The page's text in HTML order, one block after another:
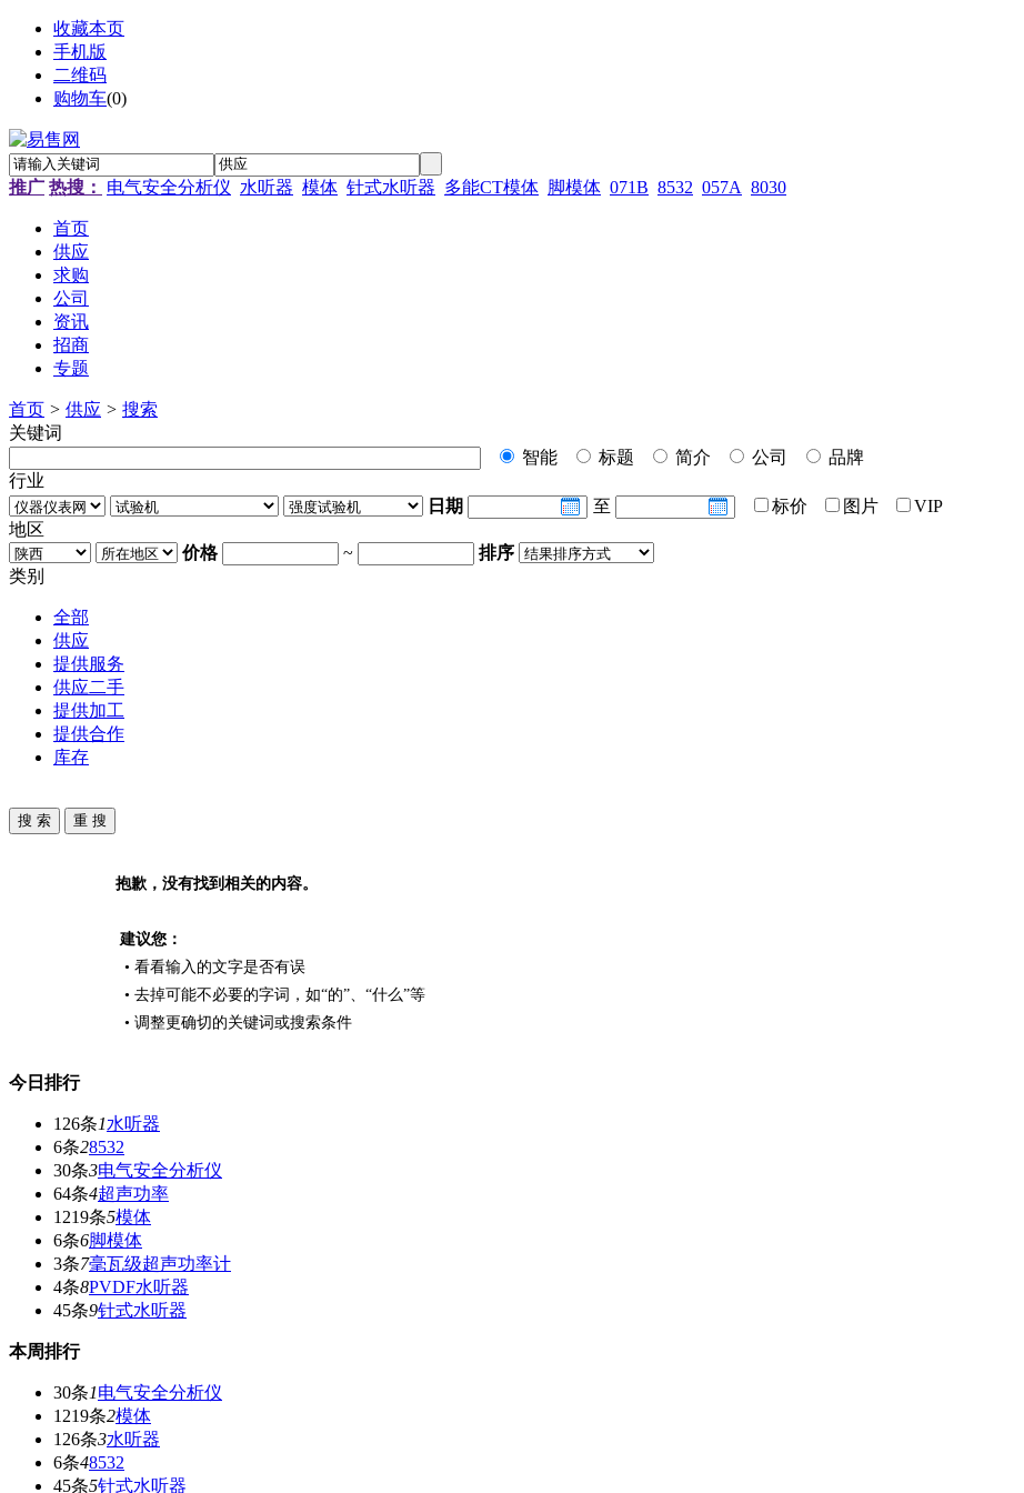
收藏本页
手机版
二维码
购物车(0)
推广 热搜： 电气安全分析仪 水听器 模体 针式水听器 多能CT模体 脚模体 071B 8532 057A 8030
首页
供应
求购
公司
资讯
招商
专题
首页 > 供应 > 搜索
关键词
智能
标题 简介 公司
品牌
行业
日期
至 标价 图片
VIP
地区
价格
~
排序
类别
全部
供应
提供服务
供应二手
提供加工
提供合作
库存
抱歉，没有找到相关的内容。
建议您：
• 看看输入的文字是否有误
• 去掉可能不必要的字词，如“的”、“什么”等
• 调整更确切的关键词或搜索条件
今日排行
126条1水听器
6条28532
30条3电气安全分析仪
64条4超声功率
1219条5模体
6条6脚模体
3条7毫瓦级超声功率计
4条8PVDF水听器
45条9针式水听器
本周排行
30条1电气安全分析仪
1219条2模体
126条3水听器
6条48532
45条5针式水听器